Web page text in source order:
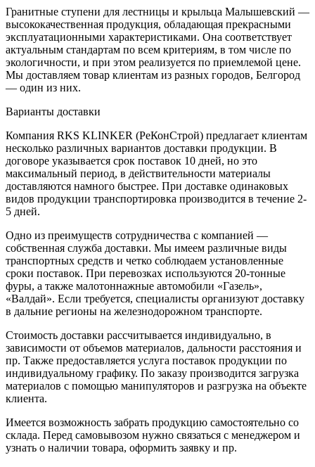
Гранитные ступени для лестницы и крыльца Малышевский —
высококачественная продукция, обладающая прекрасными
эксплуатационными характеристиками. Она соответствует
актуальным стандартам по всем критериям, в том числе по
экологичности, и при этом реализуется по приемлемой цене.
Мы доставляем товар клиентам из разных городов, Белгород
— один из них.
Варианты доставки
Компания RKS KLINKER (РеКонСтрой) предлагает клиентам
несколько различных вариантов доставки продукции. В
договоре указывается срок поставок 10 дней, но это
максимальный период, в действительности материалы
доставляются намного быстрее. При доставке одинаковых
видов продукции транспортировка производится в течение 2-
5 дней.
Одно из преимуществ сотрудничества с компанией —
собственная служба доставки. Мы имеем различные виды
транспортных средств и четко соблюдаем установленные
сроки поставок. При перевозках используются 20-тонные
фуры, а также малотоннажные автомобили «Газель»,
«Валдай». Если требуется, специалисты организуют доставку
в дальние регионы на железнодорожном транспорте.
Стоимость доставки рассчитывается индивидуально, в
зависимости от объемов материалов, дальности расстояния и
пр. Также предоставляется услуга поставок продукции по
индивидуальному графику. По заказу производится загрузка
материалов с помощью манипуляторов и разгрузка на объекте
клиента.
Имеется возможность забрать продукцию самостоятельно со
склада. Перед самовывозом нужно связаться с менеджером и
узнать о наличии товара, оформить заявку и пр.